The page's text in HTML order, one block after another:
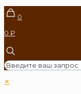
0
0 ₽
✕